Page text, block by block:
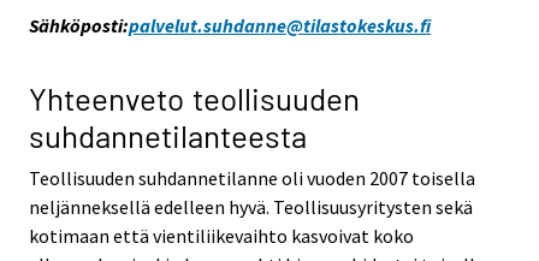
Sähköposti:palvelut.suhdanne@tilastokeskus.fi
Yhteenveto teollisuuden
suhdannetilanteesta
Teollisuuden suhdannetilanne oli vuoden 2007 toisella
neljänneksellä edelleen hyvä. Teollisuusyritysten sekä
kotimaan että vientiliikevaihto kasvoivat koko